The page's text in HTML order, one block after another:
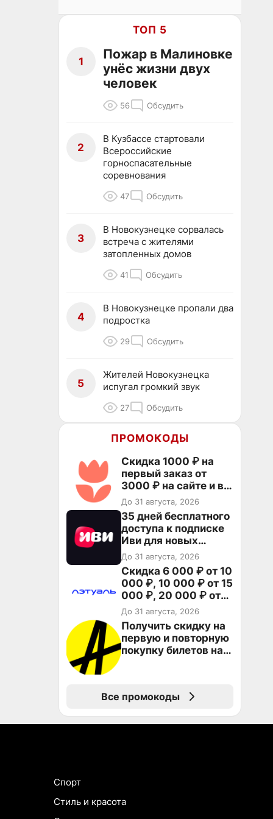
ТОП 5
1
Пожар в Малиновке
унёс жизни двух
человек
56 Обсудить
2
В Кузбассе стартовали
Всероссийские
горноспасательные
соревнования
47 Обсудить
3
В Новокузнецке сорвалась
встреча с жителями
затопленных домов
41 Обсудить
4
В Новокузнецке пропали два
подростка
29 Обсудить
5
Жителей Новокузнецка
испугал громкий звук
27 Обсудить
ПРОМОКОДЫ
Скидка 1000 ₽ на
первый заказ от
3000 ₽ на сайте и в
приложении
До 31 августа, 2026
35 дней бесплатного
доступа к подписке
Иви для новых
пользователей
До 31 августа, 2026
Скидка 6 000 ₽ от 10
000 ₽, 10 000 ₽ от 15
000 ₽, 20 000 ₽ от
30 000 ₽ и 35 000 ₽
от 50 000 ₽ на
первый и все
повторные заказы по
промокоду НАБЕРИ
До 31 августа, 2026
Получить скидку на
первую и повторную
покупку билетов на
Все промокоды
Спорт
Стиль и красота